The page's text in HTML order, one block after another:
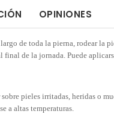
OPINIONES
de toda la pierna, rodear la
final de la jornada. Puede
pieles irritadas, heridas o
a altas temperaturas.